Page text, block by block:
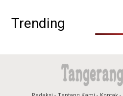
Trending